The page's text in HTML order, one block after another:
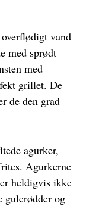
vand
med sprødt
med
grillet. De
de den grad
agurker,
Agurkerne
heldigvis ikke
gulerødder og